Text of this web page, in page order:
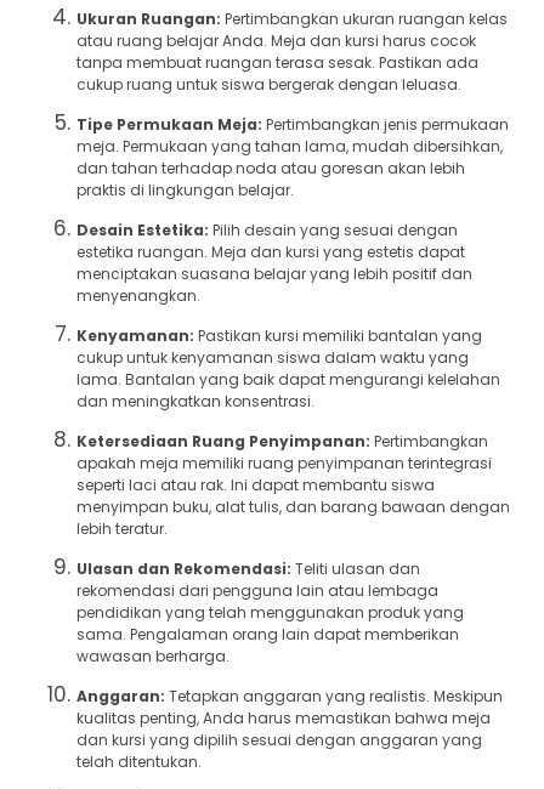
Ukuran Ruangan: Pertimbangkan ukuran ruangan kelas
atau ruang belajar Anda. Meja dan kursi harus cocok
tanpa membuat ruangan terasa sesak. Pastikan ada
cukup ruang untuk siswa bergerak dengan leluasa.
Tipe Permukaan Meja: Pertimbangkan jenis permukaan
meja. Permukaan yang tahan lama, mudah dibersihkan,
dan tahan terhadap noda atau goresan akan lebih
praktis di lingkungan belajar.
Desain Estetika: Pilih desain yang sesuai dengan
estetika ruangan. Meja dan kursi yang estetis dapat
menciptakan suasana belajar yang lebih positif dan
menyenangkan.
Kenyamanan: Pastikan kursi memiliki bantalan yang
cukup untuk kenyamanan siswa dalam waktu yang
lama. Bantalan yang baik dapat mengurangi kelelahan
dan meningkatkan konsentrasi.
Ketersediaan Ruang Penyimpanan: Pertimbangkan
apakah meja memiliki ruang penyimpanan terintegrasi
seperti laci atau rak. Ini dapat membantu siswa
menyimpan buku, alat tulis, dan barang bawaan dengan
lebih teratur.
Ulasan dan Rekomendasi: Teliti ulasan dan
rekomendasi dari pengguna lain atau lembaga
pendidikan yang telah menggunakan produk yang
sama. Pengalaman orang lain dapat memberikan
wawasan berharga.
Anggaran: Tetapkan anggaran yang realistis. Meskipun
kualitas penting, Anda harus memastikan bahwa meja
dan kursi yang dipilih sesuai dengan anggaran yang
telah ditentukan.